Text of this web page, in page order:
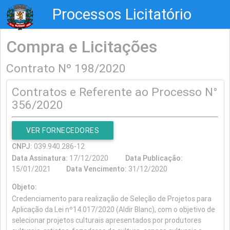
Processos Licitatório
Compra e Licitações
Contrato Nº 198/2020
Contratos e Referente ao Processo N°
356/2020
VER FORNECEDORES
CNPJ: 039.940.286-12
Data Assinatura: 17/12/2020 Data Publicação:
15/01/2021 Data Vencimento: 31/12/2020
Objeto:
Credenciamento para realização de Seleção de Projetos para
Aplicação da Lei nº14.017/2020 (Aldir Blanc), com o objetivo de
selecionar projetos culturais apresentados por produtores